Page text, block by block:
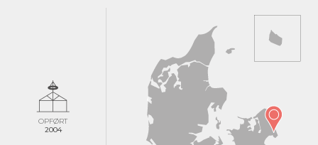
OPFØRT
2004